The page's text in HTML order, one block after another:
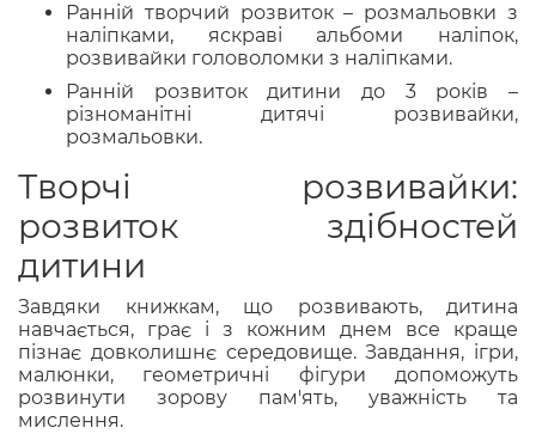
Ранній творчий розвиток – розмальовки з
наліпками, яскраві альбоми наліпок,
розвивайки головоломки з наліпками.
Ранній розвиток дитини до 3 років –
різноманітні дитячі розвивайки,
розмальовки.
Творчі розвивайки:
розвиток здібностей
дитини
Завдяки книжкам, що розвивають, дитина
навчається, грає і з кожним днем все краще
пізнає довколишнє середовище. Завдання, ігри,
малюнки, геометричні фігури допоможуть
розвинути зорову пам'ять, уважність та
мислення.